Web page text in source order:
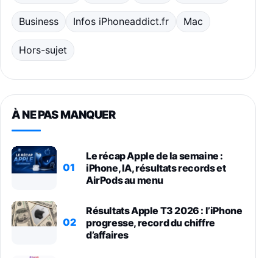
Business Infos iPhoneaddict.fr Mac
Hors-sujet
À NE PAS MANQUER
01
Le récap Apple de la semaine :
iPhone, IA, résultats records et
AirPods au menu
02
Résultats Apple T3 2026 : l’iPhone
progresse, record du chiffre
d’affaires